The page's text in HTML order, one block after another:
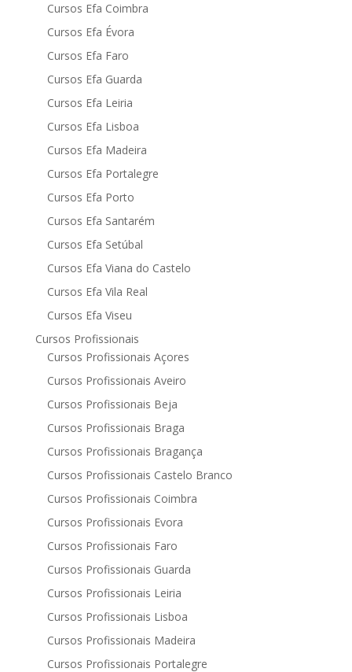
Cursos Efa Coimbra
Cursos Efa Évora
Cursos Efa Faro
Cursos Efa Guarda
Cursos Efa Leiria
Cursos Efa Lisboa
Cursos Efa Madeira
Cursos Efa Portalegre
Cursos Efa Porto
Cursos Efa Santarém
Cursos Efa Setúbal
Cursos Efa Viana do Castelo
Cursos Efa Vila Real
Cursos Efa Viseu
Cursos Profissionais
Cursos Profissionais Açores
Cursos Profissionais Aveiro
Cursos Profissionais Beja
Cursos Profissionais Braga
Cursos Profissionais Bragança
Cursos Profissionais Castelo Branco
Cursos Profissionais Coimbra
Cursos Profissionais Evora
Cursos Profissionais Faro
Cursos Profissionais Guarda
Cursos Profissionais Leiria
Cursos Profissionais Lisboa
Cursos Profissionais Madeira
Cursos Profissionais Portalegre